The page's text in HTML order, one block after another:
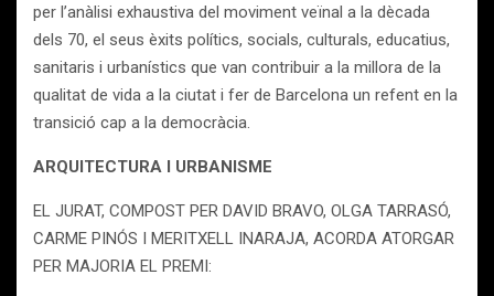
per l’anàlisi exhaustiva del moviment veïnal a la dècada
dels 70, el seus èxits polítics, socials, culturals, educatius,
sanitaris i urbanístics que van contribuir a la millora de la
qualitat de vida a la ciutat i fer de Barcelona un refent en la
transició cap a la democràcia.
ARQUITECTURA I URBANISME
EL JURAT, COMPOST PER DAVID BRAVO, OLGA TARRASÓ,
CARME PINÓS I MERITXELL INARAJA, ACORDA ATORGAR
PER MAJORIA EL PREMI: